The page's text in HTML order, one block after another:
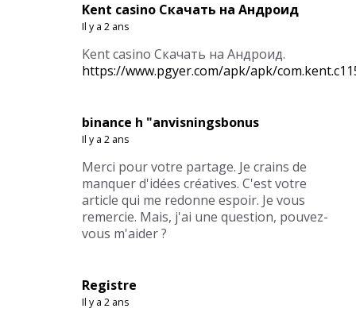
Kent casino Скачать на Андроид
Il y a 2 ans
Kent casino Скачать на Андроид.
https://www.pgyer.com/apk/apk/
binance h "anvisningsbonus
Il y a 2 ans
Merci pour votre partage. Je crains de
manquer d'idées créatives. C'est votre
article qui me redonne espoir. Je vous
remercie. Mais, j'ai une question, pouvez-
vous m'aider ?
Registre
Il y a 2 ans